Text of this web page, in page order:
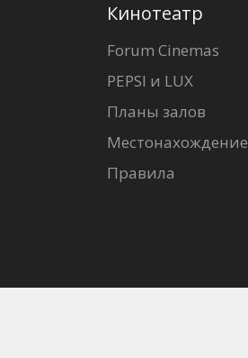
Кинотеатр
Forum Cinemas
PEPSI и LUX
Планы залов
Местонахождение
Правила